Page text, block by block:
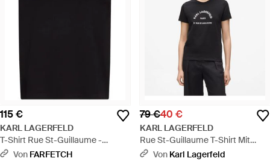
115 €
KARL LAGERFELD
T-Shirt Rue St-Guillaume -
Schwarz
Von FARFETCH
79 €40 €
KARL LAGERFELD
Rue St-Guillaume T-Shirt Mit
Glitzer, Damen, Größe - Schwarz
Von Karl Lagerfeld